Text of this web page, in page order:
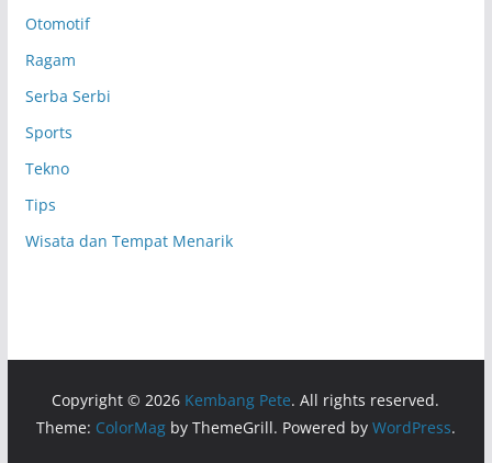
Otomotif
Ragam
Serba Serbi
Sports
Tekno
Tips
Wisata dan Tempat Menarik
Copyright © 2026 Kembang Pete. All rights reserved.
Theme: ColorMagby ThemeGrill. Powered by WordPress.